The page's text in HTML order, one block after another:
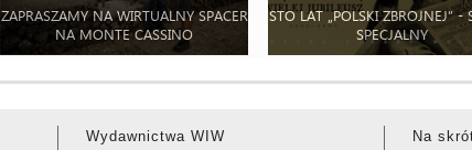
ZAPRASZAMY NA WIRTUALNY SPACER
NA MONTE CASSINO
STO LAT „POLSKI ZBROJNEJ” -
SPECJALNY
Wydawnictwa WIW Na